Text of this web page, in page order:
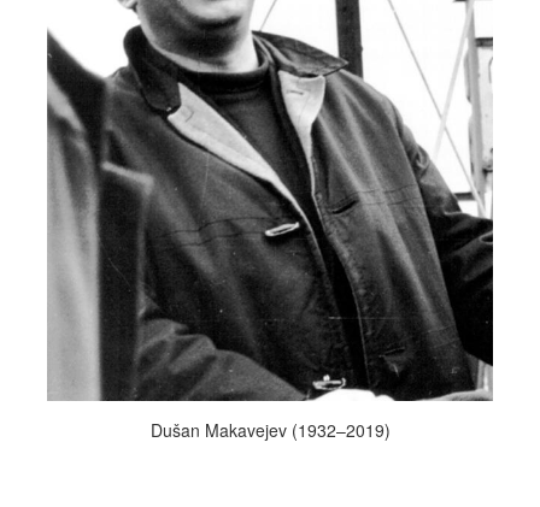
Dušan Makavejev (1932–2019)